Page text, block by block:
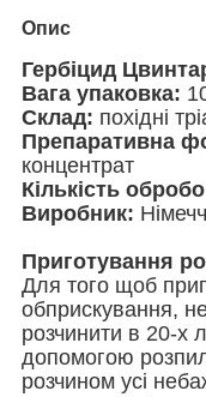
Опис
Гербіцид
Вага упаковка:
Склад: похідні
Препаративна
концентрат
Кількість
Виробник:
Приготування
Для того щоб
обприскування,
розчинити в 20-х
допомогою
розчином усі